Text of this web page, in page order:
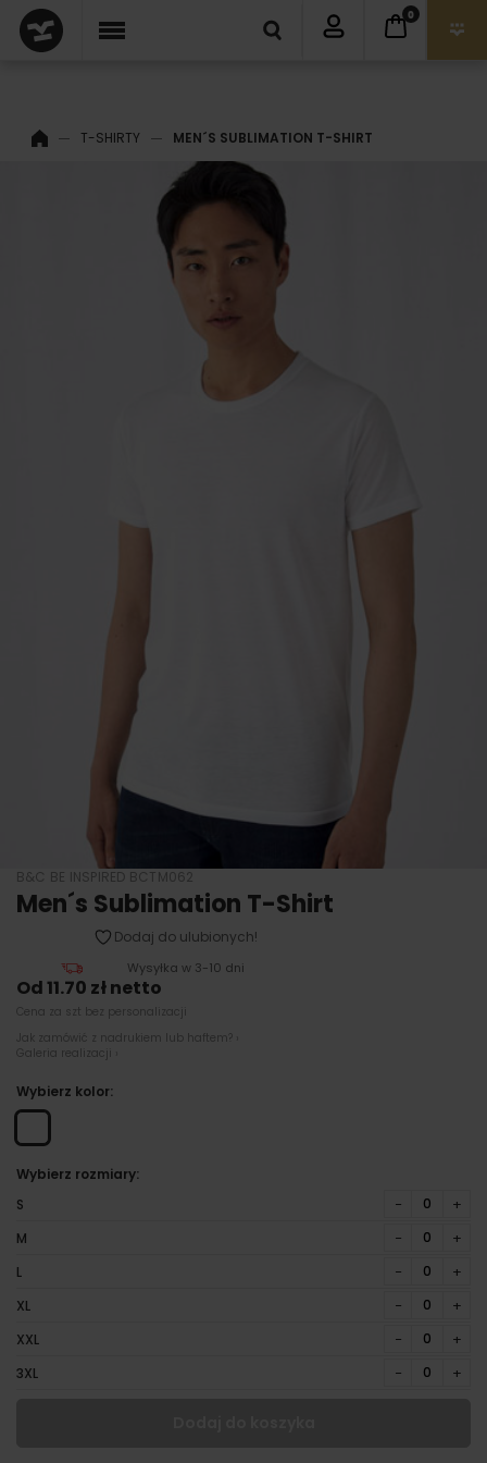
0
T-SHIRTY MEN´S SUBLIMATION T-SHIRT
B&C BE INSPIRED BCTM062
Men´s Sublimation T-Shirt
Dodaj do ulubionych!
Wysyłka w 3-10 dni
Od 11.70 zł netto
Cena za szt bez personalizacji
Jak zamówić z nadrukiem lub haftem? ›
Galeria realizacji ›
Wybierz kolor:
Wybierz rozmiary:
S
− +
M − +
L − +
XL − +
XXL − +
3XL − +